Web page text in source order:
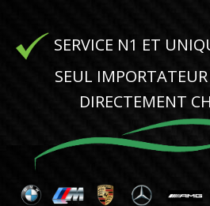
SERVICE N1 ET
SEUL
DIRECTEMENT